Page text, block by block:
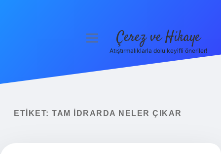
Yasal Uyarı
menüyü Çerez ve Hikaye
Atıştırmalıklarla dolu keyifli öneriler!
ETIKET: TAM IDRARDA NELER ÇIKAR